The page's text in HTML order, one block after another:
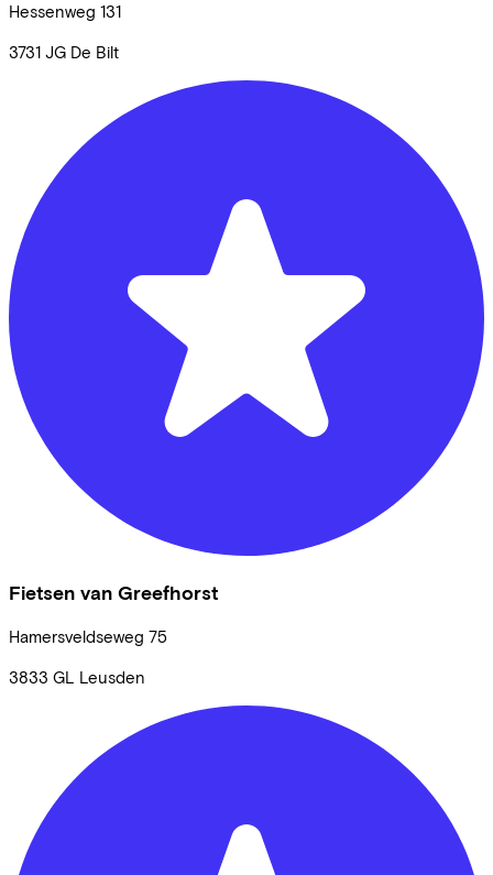
Hessenweg 131
3731 JG De Bilt
Fietsen van Greefhorst
Hamersveldseweg 75
3833 GL Leusden